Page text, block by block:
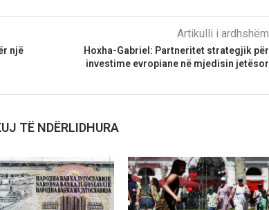
një
Artikulli i ardhshëm
Hoxha-Gabriel: Partneritet strategjik për
investime evropiane në mjedisin jetësor
TË NDËRLIDHURA